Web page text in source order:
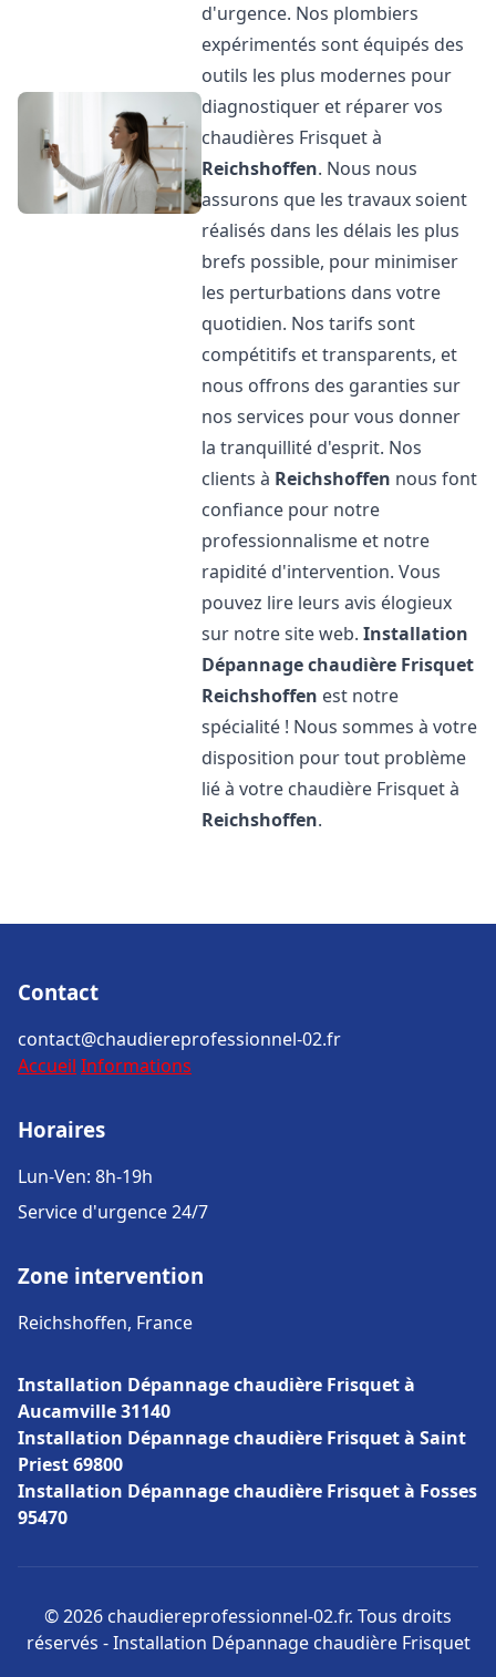
d'urgence. Nos plombiers
expérimentés sont équipés des
outils les plus modernes pour
diagnostiquer et réparer vos
chaudières Frisquet à
Reichshoffen. Nous nous
assurons que les travaux soient
réalisés dans les délais les plus
brefs possible, pour minimiser
les perturbations dans votre
quotidien. Nos tarifs sont
compétitifs et transparents, et
nous offrons des garanties sur
nos services pour vous donner
la tranquillité d'esprit. Nos
clients à Reichshoffen nous font
confiance pour notre
professionnalisme et notre
rapidité d'intervention. Vous
pouvez lire leurs avis élogieux
sur notre site web.Installation
Dépannage chaudière Frisquet
Reichshoffen est notre
spécialité ! Nous sommes à votre
disposition pour tout problème
lié à votre chaudière Frisquet à
Reichshoffen.
Contact
contact@chaudiereprofessionnel-02.fr
Accueil Informations
Horaires
Lun-Ven: 8h-19h
Service d'urgence 24/7
Zone intervention
Reichshoffen, France
Installation Dépannage chaudière Frisquet à
Aucamville 31140
Installation Dépannage chaudière Frisquet à Saint
Priest 69800
Installation Dépannage chaudière Frisquet à Fosses
95470
© 2026 chaudiereprofessionnel-02.fr. Tous droits
réservés - Installation Dépannage chaudière Frisquet